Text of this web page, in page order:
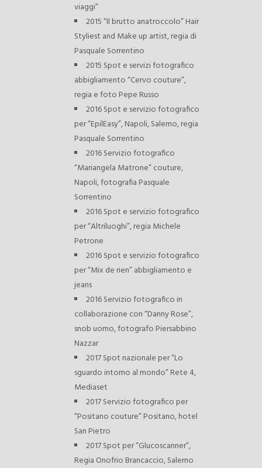
viaggi”
2015 “Il brutto anatroccolo” Hair
Styliest and Make up artist, regia di
Pasquale Sorrentino
2015 Spot e servizi fotografico
abbigliamento “Cervo couture”,
regia e foto Pepe Russo
2016 Spot e servizio fotografico
per “EpilEasy”, Napoli, Salerno, regia
Pasquale Sorrentino
2016 Servizio fotografico
“Mariangela Matrone” couture,
Napoli, fotografia Pasquale
Sorrentino
2016 Spot e servizio fotografico
per “Altriluoghi”, regia Michele
Petrone
2016 Spot e servizio fotografico
per “Mix de rien” abbigliamento e
jeans
2016 Servizio fotografico in
collaborazione con “Danny Rose”,
snob uomo, fotografo Piersabbino
Nazzar
2017 Spot nazionale per “Lo
sguardo intorno al mondo” Rete 4,
Mediaset
2017 Servizio fotografico per
“Positano couture” Positano, hotel
San Pietro
2017 Spot per “Glucoscanner”,
Regia Onofrio Brancaccio, Salerno